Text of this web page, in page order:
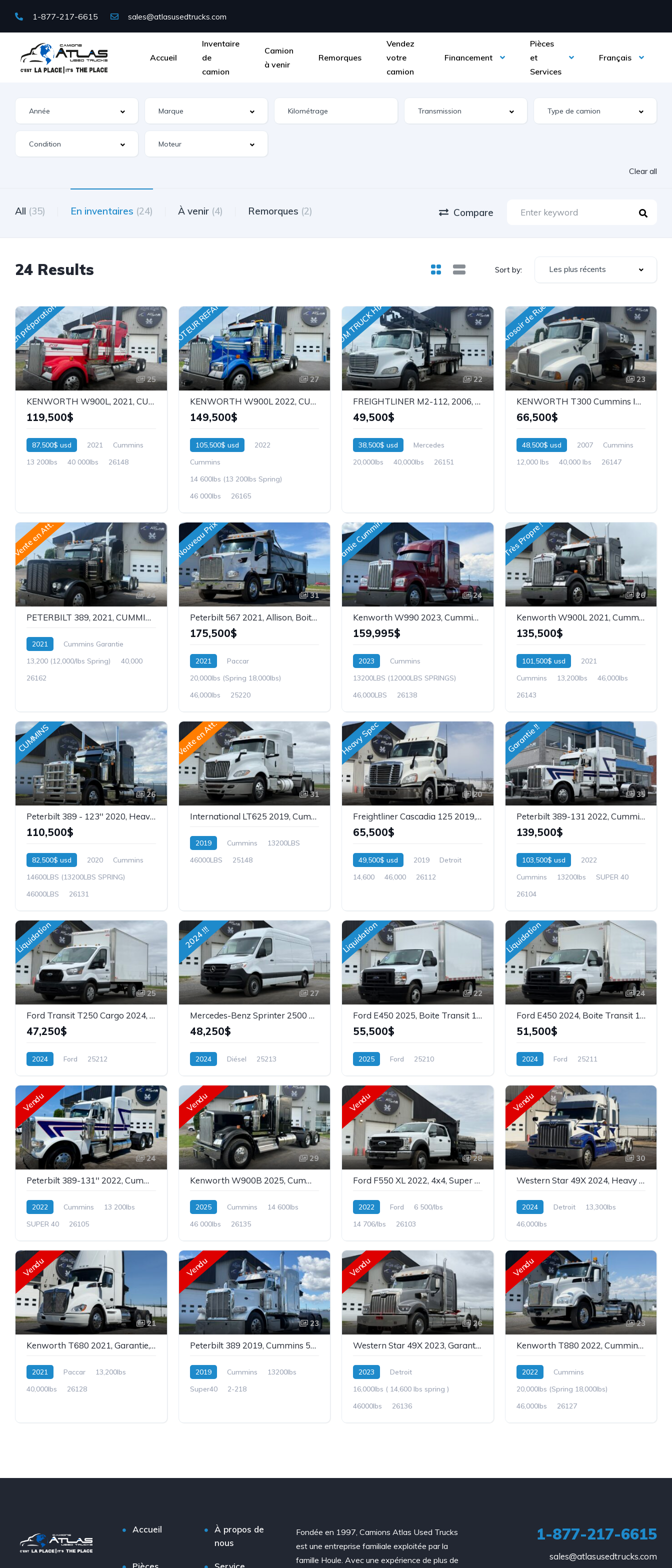
1-877-217-6615 sales@atlasusedtrucks.com
Accueil
Inventaire
de
camion
Camion
à venir
Remorques
Vendez
votre
camion
Financement
Pièces
et
Services
Français
Clear all
All (35) En inventaires (24) À venir (4) Remorques (2) Compare
24 Results Sort by: Les plus récents
En préparation
25
KENWORTH W900L, 2021, CUMMINS 565hp, 72`` COUCHETTE VIT AERODYN, STOCK: 26148
119,500$
87,500$ usd 2021
Cummins
13 200lbs
40 000lbs 26148
MOTEUR REFAIT
27
KENWORTH W900L 2022, CUMMINS 605hp, 62``AERODYN FLAT TOP, STOCK: 26165
149,500$
105,500$ usd
2022
Cummins
14 600lbs (13 200lbs Spring)
46 000lbs
26165
BOOM TRUCK HIAB !
22
FREIGHTLINER M2-112, 2006, AVEC GRUE HIAB335-4 CLX, 72' TOTAL, STOCK : 26151
49,500$
38,500$ usd
Mercedes
20,000lbs
40,000lbs 26151
Arosoir de Rue
23
KENWORTH T300 Cummins ISC 315hp Allison Autom. Réservoir de 4 000g avec sortie avant et arr.+ Hose STOCK: 26147
66,500$
48,500$ usd 2007
Cummins
12,000 lbs
40,000 lbs 26147
Vente en Att.
24
PETERBILT 389, 2021, CUMMINS X15-500hp, 13,200 X 40,000, 78'' ULTRACAB, STOCK: 26162
2021
Cummins Garantie
13,200 (12,000/lbs Spring)
40,000
26162
Nouveau Prix
31
Peterbilt 567 2021, Allison, Boite Lanau 19'6'', Ess. Tardif Relevable, Stock: 25220
175,500$
2021
Paccar
20,000lbs (Spring 18,000lbs)
46,000lbs
25220
Garantie Cummins !!!
24
Kenworth W990 2023, Cummins, Garantie, Heavy Spec, Stock: 26138
159,995$
2023
Cummins
13200LBS (12000LBS SPRINGS)
46,000LBS
26138
Très Propre !
26
Kenworth W900L 2021, Cummins, Moteur Refait, 13,2x46, Stock: 26143
135,500$
101,500$ usd
2021
Cummins
13,200lbs
46,000lbs
26143
CUMMINS
26
Peterbilt 389 - 123'' 2020, Heavy Spec, Cummins, Wet Kit, 72'' Ultracab, Stock: 26131
110,500$
82,500$ usd 2020
Cummins
14600LBS (13200LBS SPRING)
46000LBS
26131
Vente en Att.
31
International LT625 2019, Cummins X15, 18 Vitesses, Mid-Roof, Stock: 25148
2019 Cummins
13200LBS
46000LBS
25148
Heavy Spec
20
Freightliner Cascadia 125 2019, Detroit DD15 505hp, Stock: 26112
65,500$
49,500$ usd 2019
Detroit
14,600
46,000 26112
Garantie !!
35
Peterbilt 389-131 2022, Cummins X15-500hp, Garantie, 13,2 x Super 40, Stock : 26104
139,500$
103,500$ usd
2022
Cummins
13200lbs
SUPER 40
26104
Liquidation
25
Ford Transit T250 Cargo 2024, Roues Simple Arrière, Boite 14' avec Rampe, Stock: 25212
47,250$
2024 Ford 25212
2024 !!!
27
Mercedes-Benz Sprinter 2500 2024, Diesel, High-Roof, Cargo, Stock: 25213
48,250$
2024 Diésel 25213
Liquidation
22
Ford E450 2025, Boite Transit 16' avec Rampe, V8, 7.3L, Stock: 25210
55,500$
2025 Ford 25210
Liquidation
24
Ford E450 2024, Boite Transit 16' avec Tailgate, Stock: 25211
51,500$
2024 Ford 25211
Vendu
24
Peterbilt 389-131'' 2022, Cummins X15 500hp, MidRoof, 13,2 x Super40, Stock : 26105
2022 Cummins
13 200lbs
SUPER 40
26105
Vendu
29
Kenworth W900B 2025, Cummins X15 565hp, Garantie,14,6 x 46, Flat top 62'', Stock: 26135
2025 Cummins
14 600lbs
46 000lbs
26135
Vendu
28
Ford F550 XL 2022, 4x4, Super Duty, Crew Cab, Power Stroke 6.7L, Dompeur 12', Stock: 26103
2022 Ford
6 500/lbs
14 706/lbs
26103
Vendu
30
Western Star 49X 2024, Heavy Spec, Garantie, Detroit DD16, Stock: 2-214
2024 Detroit
13,300lbs
46,000lbs
Vendu
21
Kenworth T680 2021, Garantie, Daycab, MX-13, Automatique, Stock: 26128
2021 Paccar
13,200lbs
40,000lbs
26128
Vendu
23
Peterbilt 389 2019, Cummins 565hp, Garantie, Super40, Stock: 2-218
2019 Cummins
13200lbs
Super40
2-218
Vendu
26
Western Star 49X 2023, Garantie, Wet Kit, Heavy Spec, Flat Top, Stock: 26136
2023
Detroit
16,000lbs ( 14,600 lbs spring )
46000lbs
26136
Vendu
23
Kenworth T880 2022, Cummins X15, 20 x 46, Wet Kit, Stock : 26127
2022
Cummins
20,000lbs (Spring 18,000lbs)
46,000lbs
26127
Accueil
À propos de
nous
Fondée en 1997, Camions Atlas Used Trucks
est une entreprise familiale exploitée par la
famille Houle. Avec une expérience de plus de
1-877-217-6615
sales@atlasusedtrucks.com